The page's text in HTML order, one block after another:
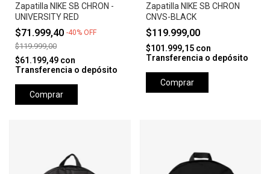
Zapatilla NIKE SB CHRON -
UNIVERSITY RED
$71.999,40 -40% OFF
$119.999,00
$61.199,49 con
Transferencia o depósito
Comprar
Zapatilla NIKE SB CHRON
CNVS-BLACK
$119.999,00
$101.999,15 con
Transferencia o depósito
Comprar